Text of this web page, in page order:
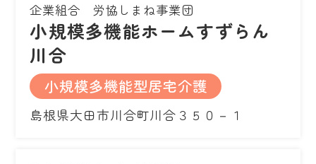
企業組合 労協しまね事業団
小規模多機能ホームすずらん
川合
小規模多機能型居宅介護
島根県大田市川合町川合３５０－１